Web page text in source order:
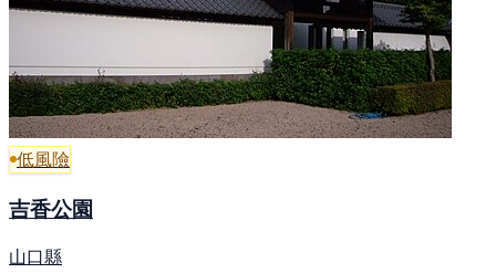
低風險
吉香公園
山口縣